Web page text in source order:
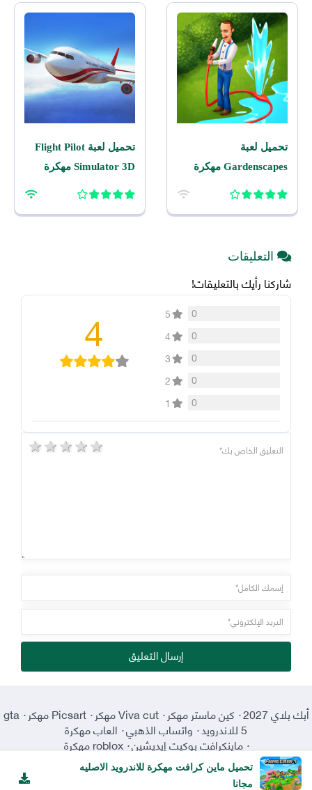
تحميل لعبة
Gardenscapes مهكرة
تحميل لعبة Flight Pilot
Simulator 3D مهكرة
التعليقات
شاركنا رأيك بالتعليقات!
0
5
0
4
0
3
0
2
0
1
4
5 stars 4 stars 3 stars 2 stars 1 star
إرسال التعليق
تحميل ماين كرافت مهكرة للاندرويد الاصليه
مجانا
أبك بلاي 2027 · كين ماستر مهكر·Viva cut مهكر ·Picsart مهكر ·
gta
5 للاندرويد ·واتساب الذهبي· العاب مهكرة
·ماينكرافت بوكيت إيديشين·roblox مهكرة